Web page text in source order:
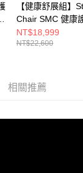
【健康舒展組】
Chair SMC 健康
電腦椅 輕奢款 森
+Style Recovery
NT$18,999
NT$22,600
相關推薦